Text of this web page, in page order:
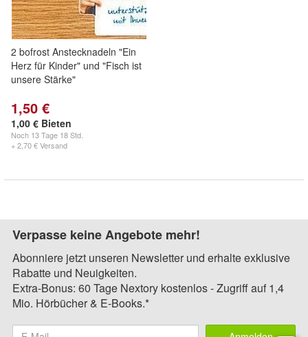
2 bofrost Anstecknadeln "Ein
Herz für Kinder" und "Fisch ist
unsere Stärke"
1,50 €
1,00 € Bieten
Noch 13 Tage 18 Std.
+ 2,70 € Versand
Verpasse keine Angebote mehr!
Abonniere jetzt unseren Newsletter und erhalte exklusive
Rabatte und Neuigkeiten.
Extra-Bonus: 60 Tage Nextory kostenlos - Zugriff auf 1,4
Mio. Hörbücher & E-Books.*